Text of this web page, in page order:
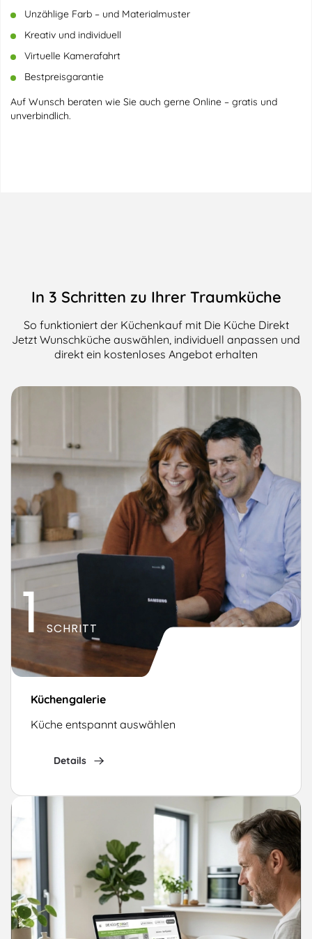
Unzählige Farb – und Materialmuster
Kreativ und individuell
Virtuelle Kamerafahrt
Bestpreisgarantie
Auf Wunsch beraten wie Sie auch gerne Online – gratis und
unverbindlich.
In 3 Schritten zu Ihrer Traumküche
So funktioniert der Küchenkauf mit Die Küche Direkt
Jetzt Wunschküche auswählen, individuell anpassen und
direkt ein kostenloses Angebot erhalten
1 SCHRITT
Küchengalerie
Küche entspannt auswählen
Details